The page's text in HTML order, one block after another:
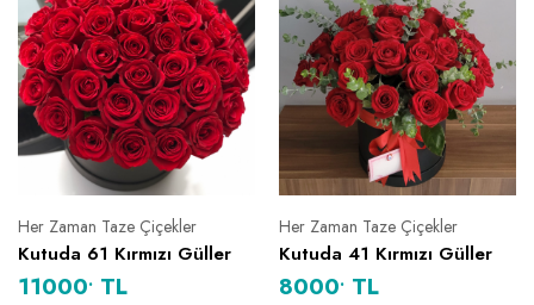
Her Zaman Taze Çiçekler
Kutuda 61 Kırmızı Güller
11000. TL
Her Zaman Taze Çiçekler
Kutuda 41 Kırmızı Güller
8000. TL